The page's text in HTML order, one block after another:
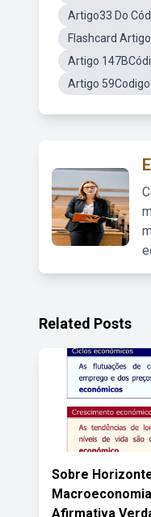
Artigo33 Do
Flashcard
Artigo
Artigo 59Codigo
Related Posts
Sobre
Afirmativa